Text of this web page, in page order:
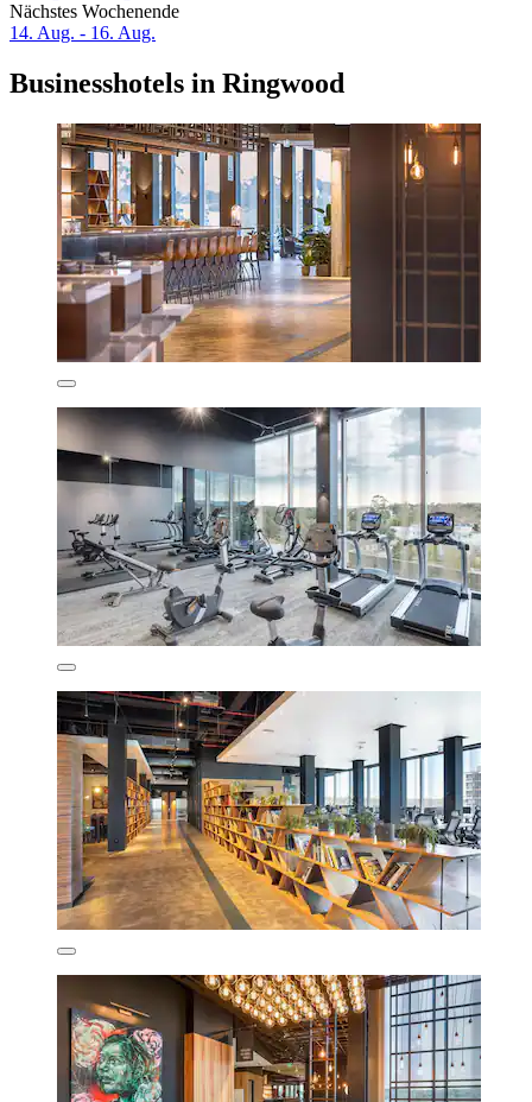
Nächstes Wochenende
14. Aug. - 16. Aug.
Businesshotels in Ringwood